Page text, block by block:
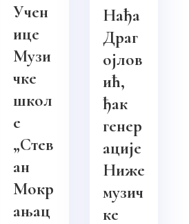
Учен
ице
Музи
чке
школ
е
„Стев
ан
Мокр
ањац
Нађа
Драг
ојлов
ић,
ђак
генер
ације
Ниже
музич
ке